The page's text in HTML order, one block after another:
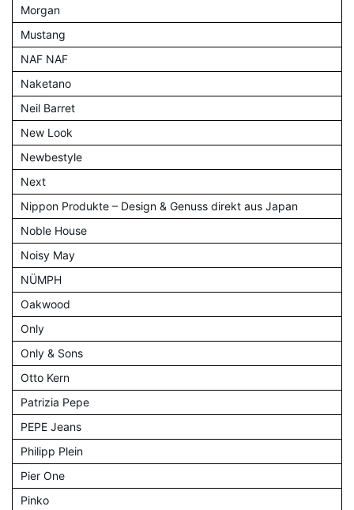
Morgan
Mustang
NAF NAF
Naketano
Neil Barret
New Look
Newbestyle
Next
Nippon Produkte – Design & Genuss direkt aus Japan
Noble House
Noisy May
NÜMPH
Oakwood
Only
Only & Sons
Otto Kern
Patrizia Pepe
PEPE Jeans
Philipp Plein
Pier One
Pinko